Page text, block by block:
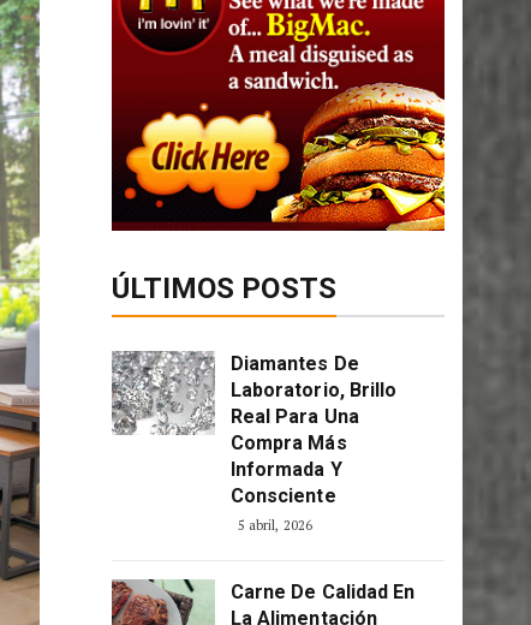
Diamantes De
Laboratorio, Brillo
Real Para Una
Compra Más
Informada Y